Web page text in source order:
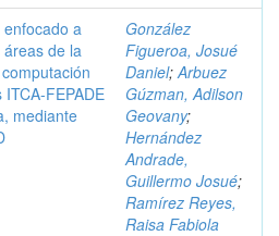
a
de la
FEPADE
mediante
González
Figueroa, Josué
Daniel;Arbuez
Gúzman, Adilson
Geovany;
Hernández
Andrade,
Guillermo Josué;
Ramírez Reyes,
Raisa Fabiola